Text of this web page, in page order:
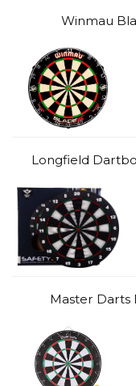
Winmau
Longfield
Master Darts